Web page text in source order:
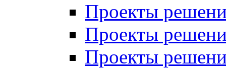
Проекты
Проекты
Проекты